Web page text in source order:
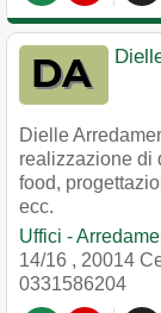
Dielle
realizzazione di
food,
ecc.
Uffici -
14/16 , 20014
0331586204